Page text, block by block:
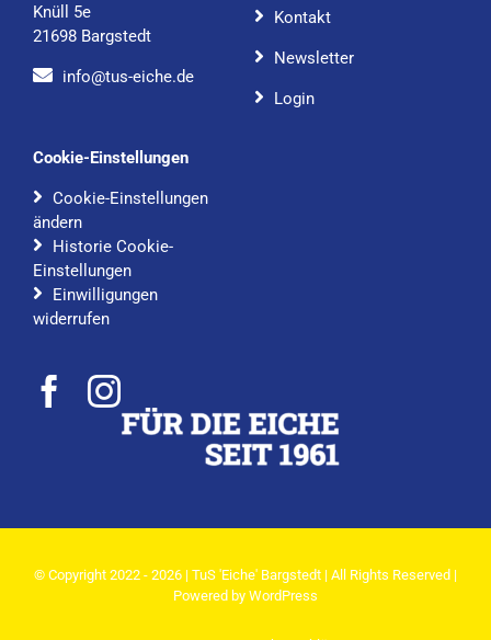
Knüll 5e
21698 Bargstedt
info@tus-eiche.de
Cookie-Einstellungen
Cookie-Einstellungen
ändern
Historie Cookie-
Einstellungen
Einwilligungen
widerrufen
Kontakt
Newsletter
Login
© Copyright 2022 - 2026 | TuS 'Eiche' Bargstedt | All Rights Reserved |
Powered by WordPress